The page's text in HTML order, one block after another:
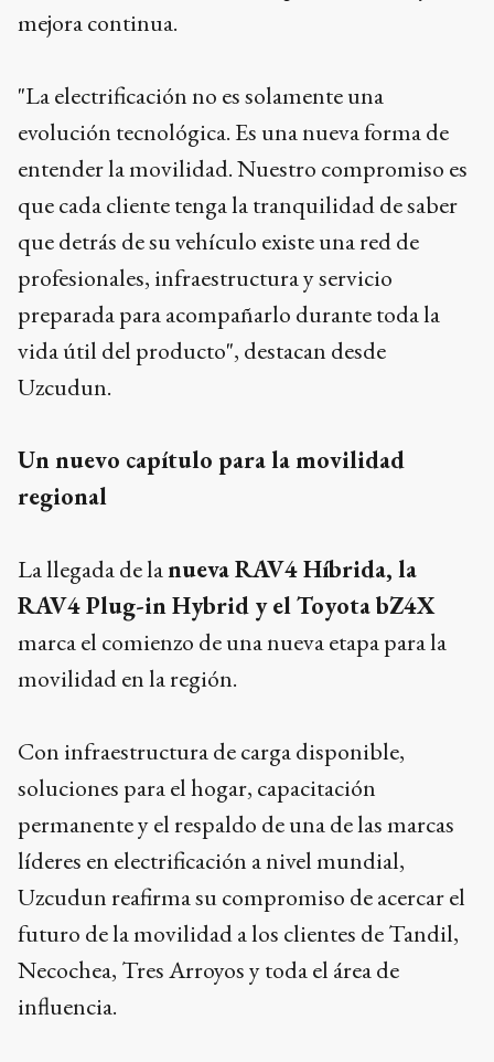
mejora continua.
"La electrificación no es solamente una
evolución tecnológica. Es una nueva forma de
entender la movilidad. Nuestro compromiso es
que cada cliente tenga la tranquilidad de saber
que detrás de su vehículo existe una red de
profesionales, infraestructura y servicio
preparada para acompañarlo durante toda la
vida útil del producto", destacan desde
Uzcudun.
Un nuevo capítulo para la movilidad
regional
La llegada de lanueva RAV4 Híbrida, la
RAV4 Plug-in Hybrid y el Toyota bZ4X
marca el comienzo de una nueva etapa para la
movilidad en la región.
Con infraestructura de carga disponible,
soluciones para el hogar, capacitación
permanente y el respaldo de una de las marcas
líderes en electrificación a nivel mundial,
Uzcudun reafirma su compromiso de acercar el
futuro de la movilidad a los clientes de Tandil,
Necochea, Tres Arroyos y toda el área de
influencia.